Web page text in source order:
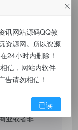
业或者非
讯网站源码QQ教
资源网。所以资源
24小时内删除！
信，网站内软件
告请勿相信！
已读